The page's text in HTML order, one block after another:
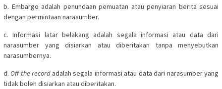
b. Embargo adalah penundaan pemuatan atau penyiaran berita sesuai
dengan permintaan narasumber.
c. Informasi latar belakang adalah segala informasi atau data dari
narasumber yang disiarkan atau diberitakan tanpa menyebutkan
narasumbernya.
d. Off the recordadalah segala informasi atau data dari narasumber yang
tidak boleh disiarkan atau diberitakan.